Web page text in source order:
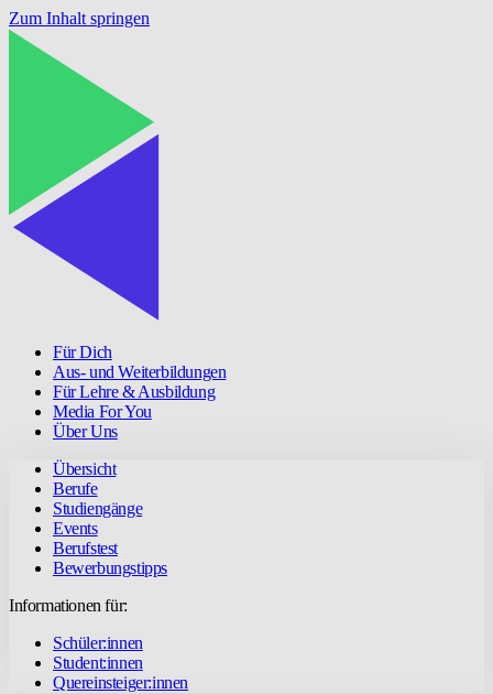
Zum Inhalt springen
Für Dich
Aus- und Weiterbildungen
Für Lehre & Ausbildung
Media For You
Über Uns
Übersicht
Berufe
Studiengänge
Events
Berufstest
Bewerbungstipps
Informationen für:
Schüler:innen
Student:innen
Quereinsteiger:innen